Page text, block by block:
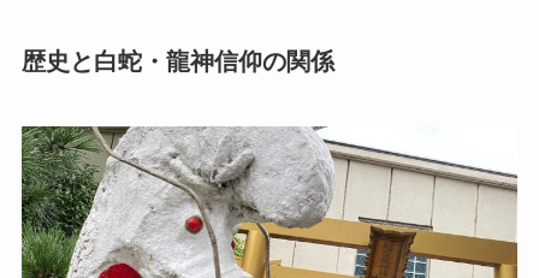
歴史と白蛇・龍神信仰の関係